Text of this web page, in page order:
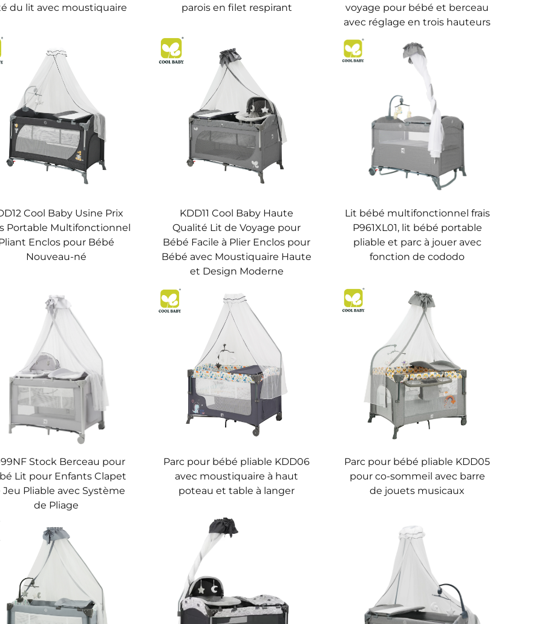
du lit avec moustiquaire
parois en filet respirant
voyage pour bébé et berceau
avec réglage en trois hauteurs
Cool Baby Usine Prix
Portable Multifonctionnel
Enclos pour Bébé
Nouveau-né
KDD11 Cool Baby Haute
Qualité Lit de Voyage pour
Bébé Facile à Plier Enclos pour
Bébé avec Moustiquaire Haute
et Design Moderne
Lit bébé multifonctionnel frais
P961XL01, lit bébé portable
pliable et parc à jouer avec
fonction de cododo
Stock Berceau pour
Lit pour Enfants Clapet
Jeu Pliable avec Système
de Pliage
Parc pour bébé pliable KDD06
avec moustiquaire à haut
poteau et table à langer
Parc pour bébé pliable KDD05
pour co-sommeil avec barre
de jouets musicaux